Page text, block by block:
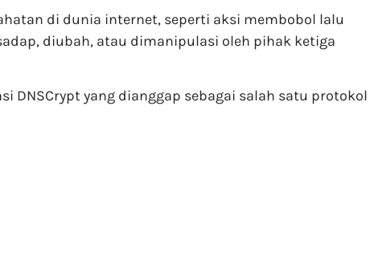
di dunia internet, seperti aksi membobol lalu
diubah, atau dimanipulasi oleh pihak ketiga
yang dianggap sebagai salah satu protokol